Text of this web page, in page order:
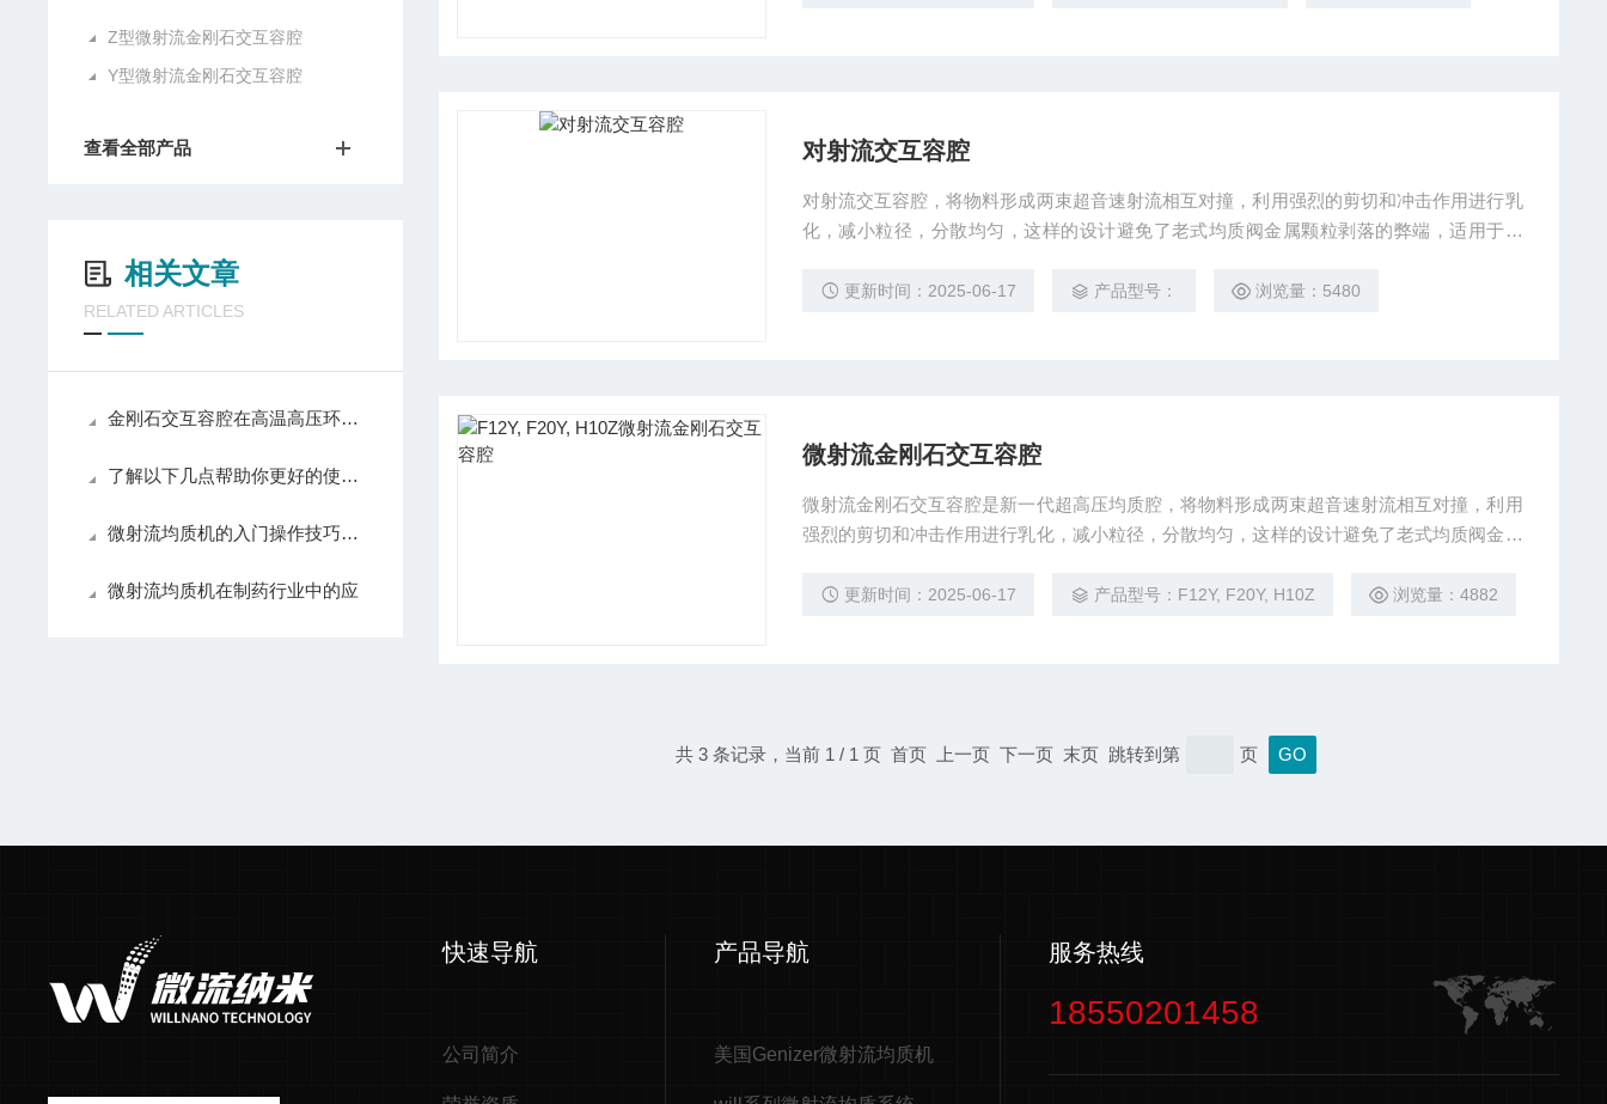
Z型微射流金刚石交互容腔
Y型微射流金刚石交互容腔
查看全部产品
相关文章
RELATED ARTICLES
金刚石交互容腔在高温高压环境下的性能研究
了解以下几点帮助你更好的使用NanoDeBEE均质机
微射流均质机的入门操作技巧学习一下
微射流均质机在制药行业中的应
对射流交互容腔
对射流交互容腔，将物料形成两束超音速射流相互对撞，利用强烈的剪切和冲击作用进行乳
化，减小粒径，分散均匀，这样的设计避免了老式均质阀金属颗粒剥落的弊端，适用于乳
等超高压均质机。型号：F12Y, F20Y, H10Z, G10Z等。
更新时间：2025-06-17 产品型号： 浏览量：5480
微射流金刚石交互容腔
微射流金刚石交互容腔是新一代超高压均质腔，将物料形成两束超音速射流相互对撞，利用
强烈的剪切和冲击作用进行乳化，减小粒径，分散均匀，这样的设计避免了老式均质阀金属
rofluidics、Avestin和BEE等超高压均质机。型号：F12Y, F20Y, H10Z, G10Z等。
更新时间：2025-06-17 产品型号：F12Y, F20Y, H10Z 浏览量：4882
共 3 条记录，当前 1 / 1 页 首页 上一页 下一页 末页 跳转到第 页
快速导航
公司简介
产品导航
美国Genizer微射流均质机
服务热线
18550201458